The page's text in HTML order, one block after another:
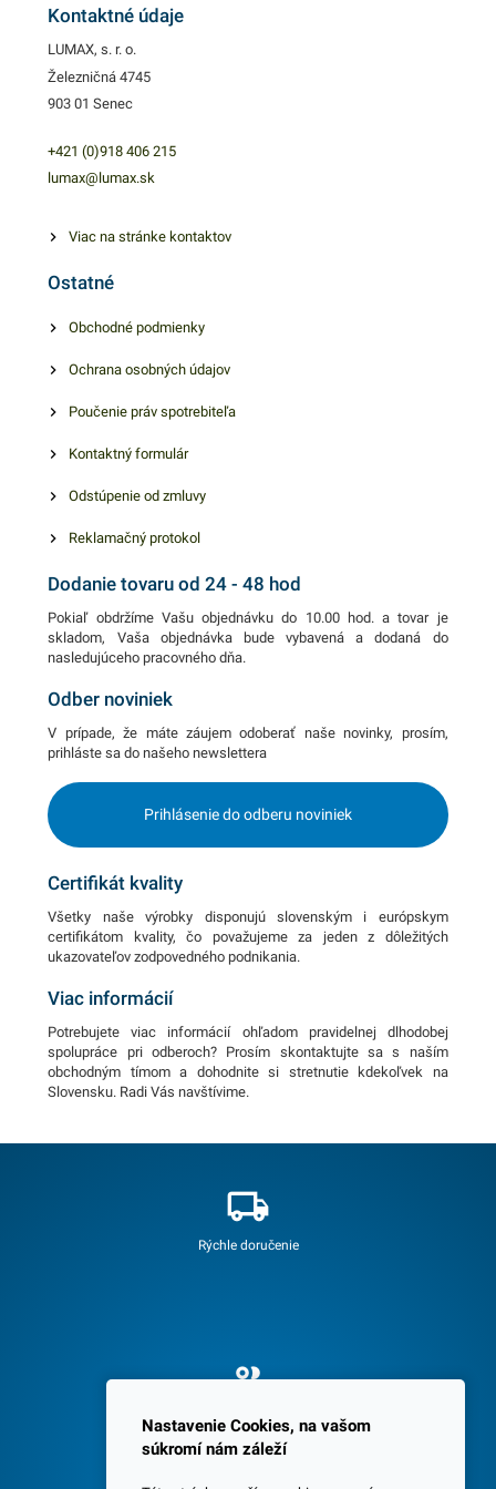
domácnosti. Rozmer
papierovej rolky predstavuje
70cm x 2m. Baliaci papier sa
predáva po 50 kusoch.
rôznych vzorov.
Kontaktné údaje
LUMAX, s. r. o.
Železničná 4745
903 01 Senec
+421 (0)918 406 215
lumax@lumax.sk
Viac na stránke kontaktov
Ostatné
Obchodné podmienky
Ochrana osobných údajov
Poučenie práv spotrebiteľa
Kontaktný formulár
Odstúpenie od zmluvy
Reklamačný protokol
Dodanie tovaru od 24 - 48 hod
Pokiaľ obdržíme Vašu objednávku do 10.00 hod. a tovar je
skladom, Vaša objednávka bude vybavená a dodaná do
nasledujúceho pracovného dňa.
Odber noviniek
V prípade, že máte záujem odoberať naše novinky, prosím,
prihláste sa do našeho newslettera
Prihlásenie do odberu noviniek
Certifikát kvality
Všetky naše výrobky disponujú slovenským i európskym
certifikátom kvality, čo považujeme za jeden z dôležitých
ukazovateľov zodpovedného podnikania.
Viac informácií
Potrebujete viac informácií ohľadom pravidelnej dlhodobej
spolupráce pri odberoch? Prosím skontaktujte sa s naším
obchodným tímom a dohodnite si stretnutie kdekoľvek na
Slovensku. Radi Vás navštívime.
Rýchle doručenie
Spokojných 3600 zákazníkov
Nastavenie Cookies, na vašom
súkromí nám záleží